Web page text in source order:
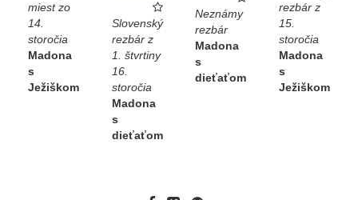
miest zo
14.
storočia
Madona
s
Ježiškom
rezbár z
15.
storočia
Madona
s
Ježiškom
Slovenský
rezbár z
1. štvrtiny
16.
storočia
Madona
s
dieťaťom
Neznámy
rezbár
Madona
s
dieťaťom